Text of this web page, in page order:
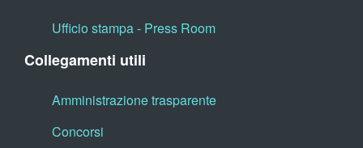
Ufficio stampa - Press Room
Collegamenti utili
Amministrazione trasparente
Concorsi